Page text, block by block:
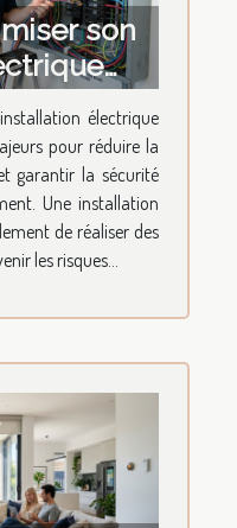
son
électrique
pour réduire la
garantir la sécurité
Une installation
de réaliser des
les risques...